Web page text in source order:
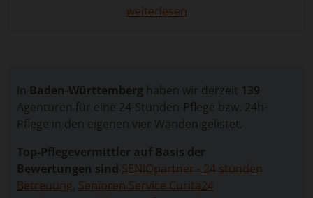
Sicherheit und professionelle Unterstützung
und Wünsche der pflegebedürftigen Person.
Über unser Vergleichsportal können Sie
Wir vermitteln selbst keine Betreuungskräfte,
sondern leiten Ihre Angaben an geprüfte
Vermittlungsagenturen weiter, die auf die 24-
weiterlesen
Baden-Württemberg haben wir derzeit 139
Agenturen für eine 24-Stunden-Pflege bzw. 24h-
Pflege in den eigenen vier Wänden gelistet.
Top-Pflegevermittler auf Basis der
Bewertungen sind SENIOpartner - 24 stunden
Betreuung Senioren Service Curita24